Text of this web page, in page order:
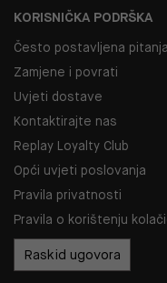
KORISNIČKA PODRŠKA
Često postavljena pitanja
Zamjene i povrati
Uvjeti dostave
Kontaktirajte nas
Replay Loyalty Club
Opći uvjeti poslovanja
Pravila privatnosti
Pravila o korištenju
Raskid ugovora